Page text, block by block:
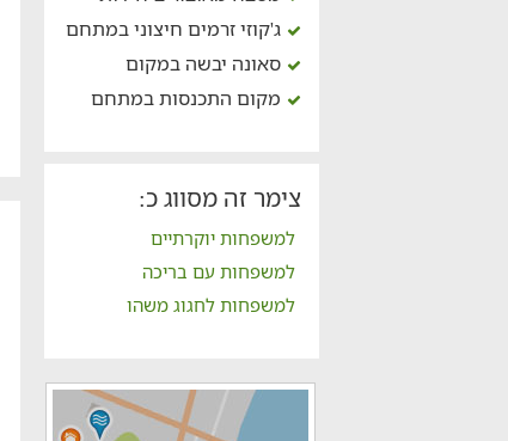
ג'קוזי זרמים חיצוני במתחם
סאונה יבשה במקום
מקום התכנסות במתחם
צימר זה מסווג כ:
למשפחות יוקרתיים
למשפחות עם בריכה
למשפחות לחגוג משהו